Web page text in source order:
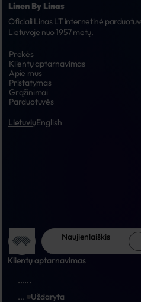
Linen By Linas
Oficiali Linas LT internetinė
Lietuvoje nuo 1957 metų.
Prekės
Klientų aptarnavimas
Apie mus
Pristatymas
Grąžinimai
Parduotuvės
LietuviųEnglish
Naujienlaiškis
Klientų aptarnavimas
......
...
Uždaryta